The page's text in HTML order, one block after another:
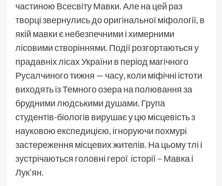
частиною Всесвіту Мавки. Але на цей раз
творці звернулись до оригінальної міфології, в
якій мавки є небезпечними і химерними
лісовими створіннями. Події розгортаються у
прадавніх лісах України в період магічного
Русалчиного тижня — часу, коли міфічні істоти
виходять із Темного озера на полювання за
брудними людськими душами. Група
студентів-біологів вирушає у цю місцевість з
науковою експедицією, ігноруючи похмурі
застереження місцевих жителів. На цьому тлі і
зустрічаються головні герої історії – Мавка і
Лук’ян.